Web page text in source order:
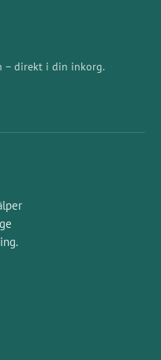
– direkt i din inkorg.